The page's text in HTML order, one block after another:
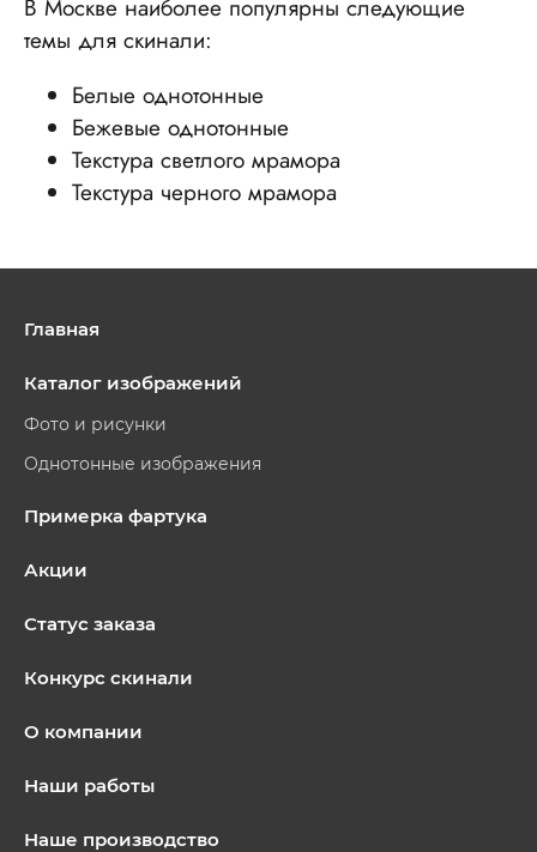
В Москве наиболее популярны следующие
темы для скинали:
Белые однотонные
Бежевые однотонные
Текстура светлого мрамора
Текстура черного мрамора
Главная
Каталог изображений
Фото и рисунки
Однотонные изображения
Примерка фартука
Акции
Статус заказа
Конкурс скинали
О компании
Наши работы
Наше производство